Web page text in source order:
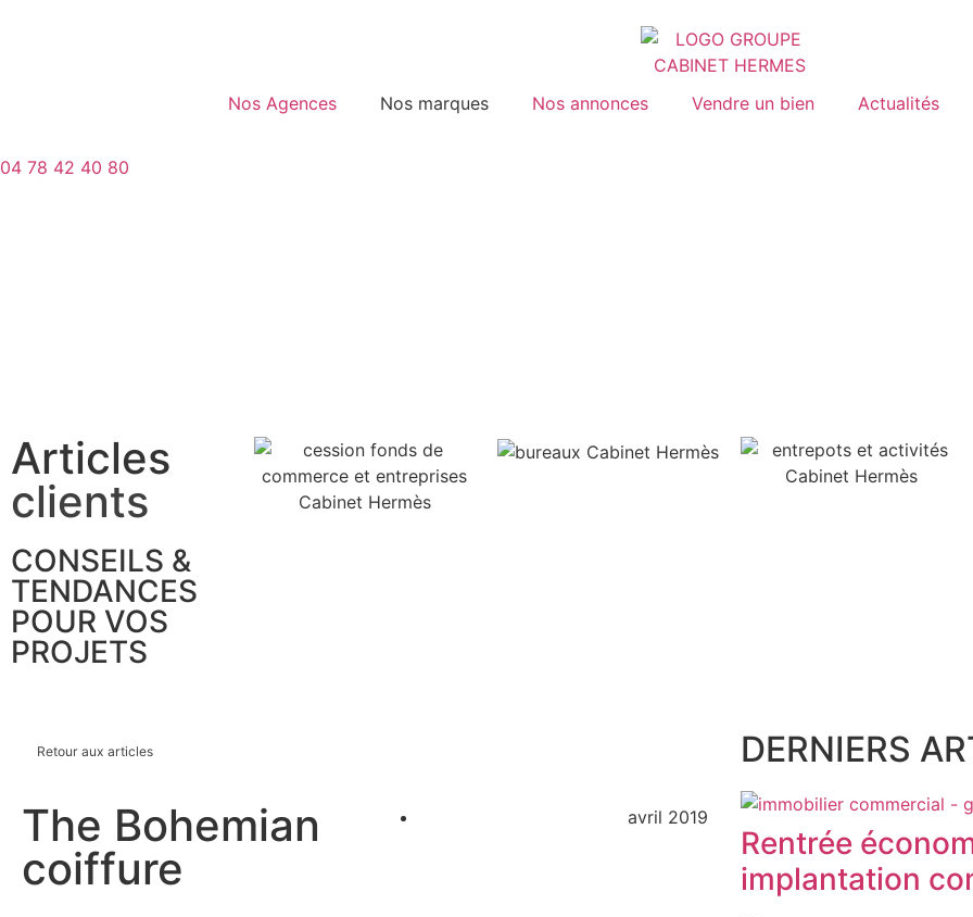
Nos Agences Nos marques Nos annonces Vendre un bien Actualités
04 78 42 40 80
Articles
clients
CONSEILS &
TENDANCES
POUR VOS
PROJETS
Retour aux articles
The Bohemian
coiffure
avril 2019
DERNIERS
Rentrée
implantation